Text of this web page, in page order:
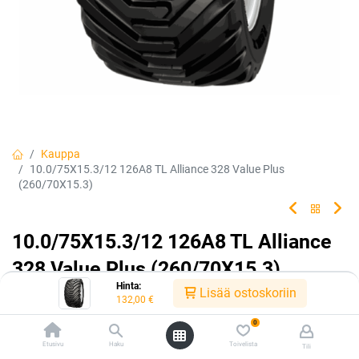
Hinta:
132,00 € Lisää ostoskoriin
Etusivu Haku
0
Toivelista Tili
Kauppa
10.0/75X15.3/12 126A8 TL Alliance 328 Value Plus
(260/70X15.3)
10.0/75X15.3/12 126A8 TL Alliance
328 Value Plus (260/70X15.3)
5705052317957 Tuotekoodi:306248
Tällä tuotteella ei ole kelvollista yhdistelmää.